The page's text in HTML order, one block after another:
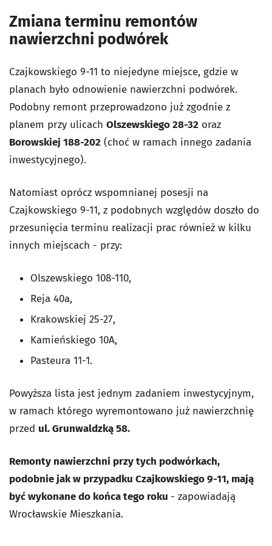
Zmiana terminu remontów
nawierzchni podwórek
Czajkowskiego 9-11 to niejedyne miejsce, gdzie w
planach było odnowienie nawierzchni podwórek.
Podobny remont przeprowadzono już zgodnie z
planem przy ulicach Olszewskiego 28-32 oraz
Borowskiej 188-202 (choć w ramach innego zadania
inwestycyjnego).
Natomiast oprócz wspomnianej posesji na
Czajkowskiego 9-11, z podobnych względów doszło do
przesunięcia terminu realizacji prac również w kilku
innych miejscach - przy:
Olszewskiego 108-110,
Reja 40a,
Krakowskiej 25-27,
Kamieńskiego 10A,
Pasteura 11-1.
Powyższa lista jest jednym zadaniem inwestycyjnym,
w ramach którego wyremontowano już nawierzchnię
przed ul. Grunwaldzką 58.
Remonty nawierzchni przy tych podwórkach,
podobnie jak w przypadku Czajkowskiego 9-11, mają
być wykonane do końca tego roku - zapowiadają
Wrocławskie Mieszkania.